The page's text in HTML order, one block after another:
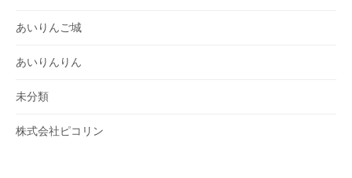
あいりんご城
あいりんりん
未分類
株式会社ピコリン